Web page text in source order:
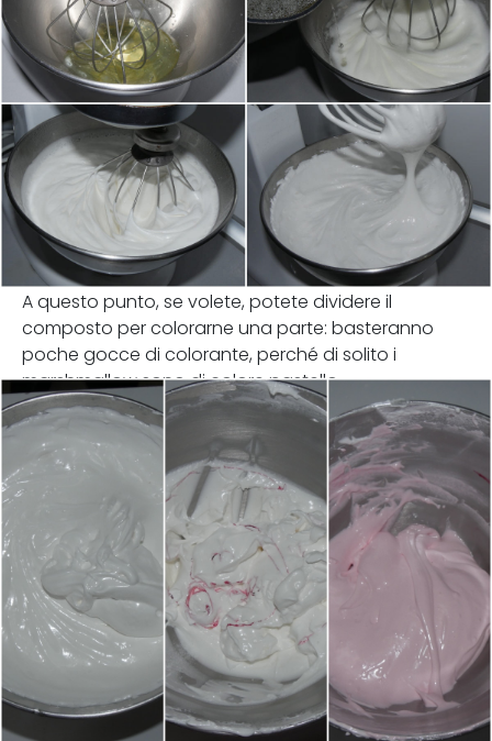
A questo punto, se volete, potete dividere il
composto per colorarne una parte: basteranno
poche gocce di colorante, perché di solito i
marshmallow sono di colore pastello.